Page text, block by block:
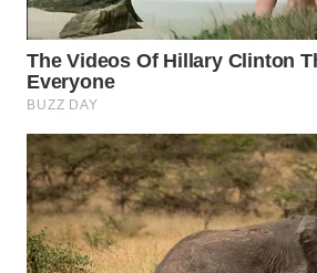
SUKABUMI
WN
PURWAKARTA
WN
PRIANGAN
TIMUR
WN